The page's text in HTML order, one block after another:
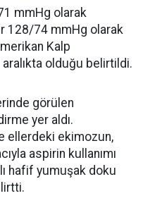
mmHg olarak
128/74 mmHg olarak
Kalp
aralıkta olduğu belirtildi.
görülen
yer aldı.
ellerdeki ekimozun,
aspirin kullanımı
hafif yumuşak doku